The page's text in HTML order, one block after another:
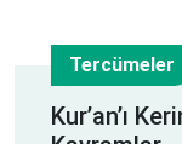
17
Tercümeler
Kur’an’ı